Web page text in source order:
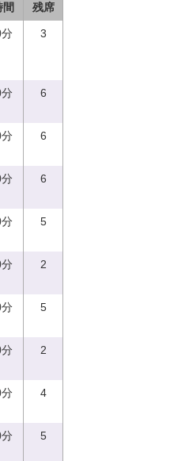
残席
3
6
6
6
5
2
5
2
4
5